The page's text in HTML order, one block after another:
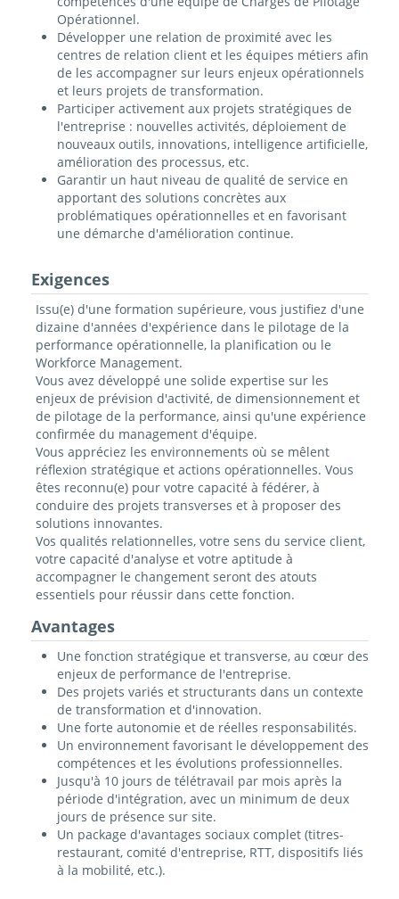
Opérationnel.
Développer une relation de proximité avec les
centres de relation client et les équipes métiers afin
de les accompagner sur leurs enjeux opérationnels
et leurs projets de transformation.
Participer activement aux projets stratégiques de
l'entreprise : nouvelles activités, déploiement de
nouveaux outils, innovations, intelligence artificielle,
amélioration des processus, etc.
Garantir un haut niveau de qualité de service en
apportant des solutions concrètes aux
problématiques opérationnelles et en favorisant
une démarche d'amélioration continue.
Exigences
Issu(e) d'une formation supérieure, vous justifiez d'une
dizaine d'années d'expérience dans le pilotage de la
performance opérationnelle, la planification ou le
Workforce Management.
Vous avez développé une solide expertise sur les
enjeux de prévision d'activité, de dimensionnement et
de pilotage de la performance, ainsi qu'une expérience
confirmée du management d'équipe.
Vous appréciez les environnements où se mêlent
réflexion stratégique et actions opérationnelles. Vous
êtes reconnu(e) pour votre capacité à fédérer, à
conduire des projets transverses et à proposer des
solutions innovantes.
Vos qualités relationnelles, votre sens du service client,
votre capacité d'analyse et votre aptitude à
accompagner le changement seront des atouts
essentiels pour réussir dans cette fonction.
Avantages
Une fonction stratégique et transverse, au cœur des
enjeux de performance de l'entreprise.
Des projets variés et structurants dans un contexte
de transformation et d'innovation.
Une forte autonomie et de réelles responsabilités.
Un environnement favorisant le développement des
compétences et les évolutions professionnelles.
Jusqu'à 10 jours de télétravail par mois après la
période d'intégration, avec un minimum de deux
jours de présence sur site.
Un package d'avantages sociaux complet (titres-
restaurant, comité d'entreprise, RTT, dispositifs liés
à la mobilité, etc.).